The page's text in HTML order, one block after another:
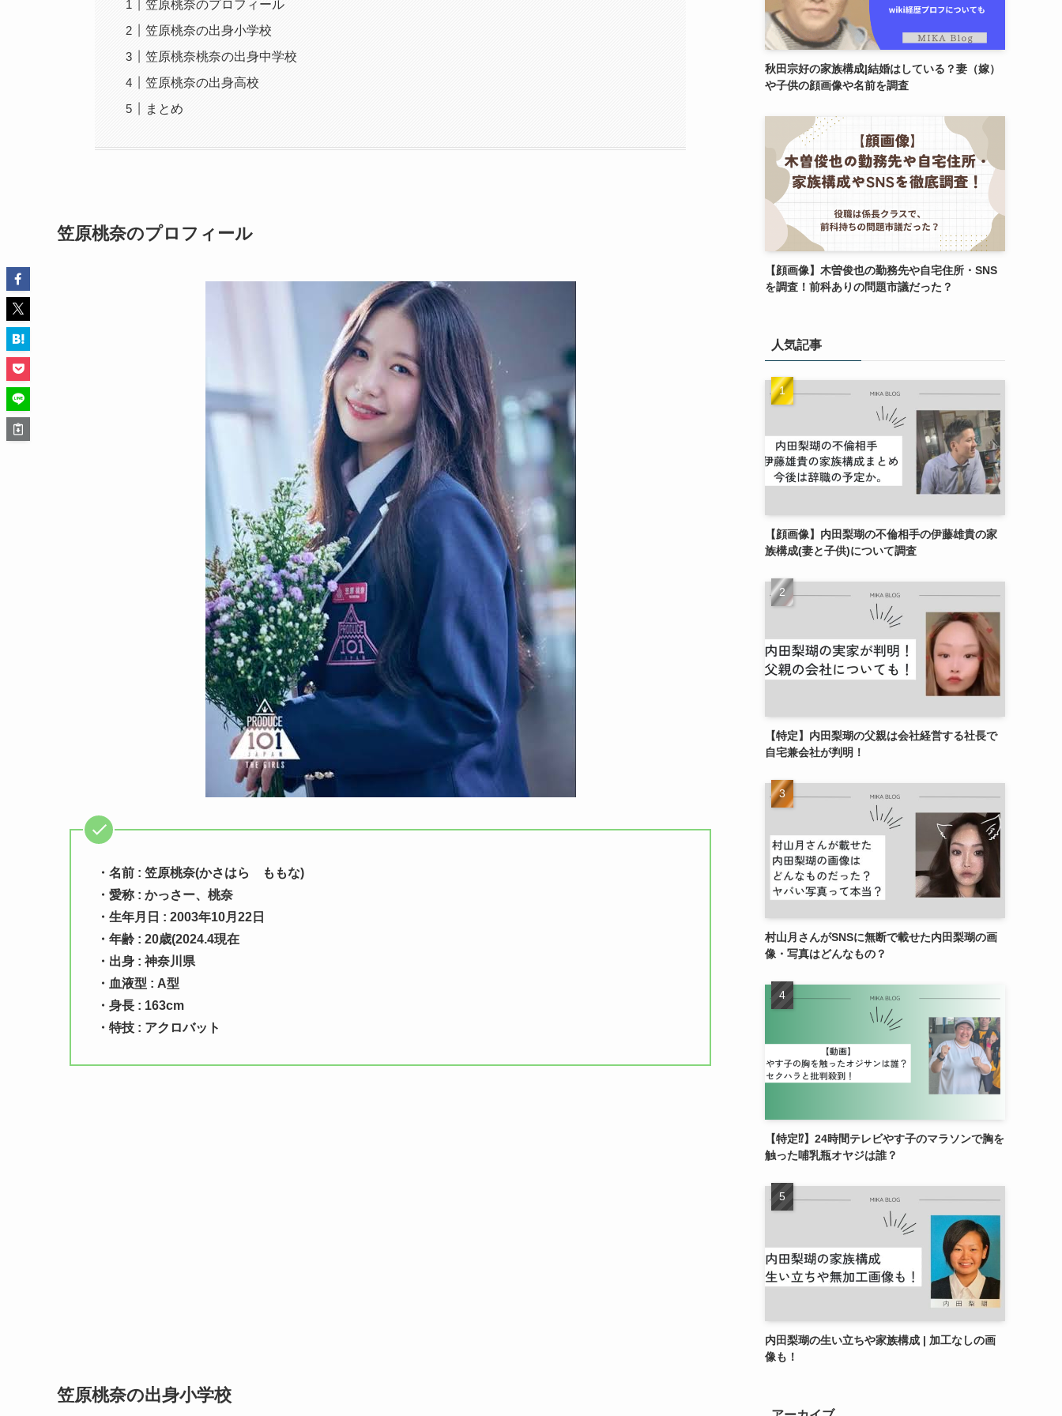
笠原桃奈のプロフィール
笠原桃奈の出身小学校
笠原桃奈桃奈の出身中学校
笠原桃奈の出身高校
まとめ
笠原桃奈のプロフィール
・名前 : 笠原桃奈(かさはら ももな)
・愛称 : かっさー、桃奈
・生年月日 : 2003年10月22日
・年齢 : 20歳(2024.4現在
・出身 : 神奈川県
・血液型 : A型
・身長 : 163cm
・特技 : アクロバット
笠原桃奈の出身小学校
秋田宗好の家族構成|結婚はしている？妻（嫁）
や子供の顔画像や名前を調査
【顔画像】木曽俊也の勤務先や自宅住所・SNS
を調査！前科ありの問題市議だった？
人気記事
【顔画像】内田梨瑚の不倫相手の伊藤雄貴の家
族構成(妻と子供)について調査
【特定】内田梨瑚の父親は会社経営する社長で
自宅兼会社が判明！
村山月さんがSNSに無断で載せた内田梨瑚の画
像・写真はどんなもの？
【特定⁉︎】24時間テレビやす子のマラソンで胸を
触った哺乳瓶オヤジは誰？
内田梨瑚の生い立ちや家族構成 | 加工なしの画
像も！